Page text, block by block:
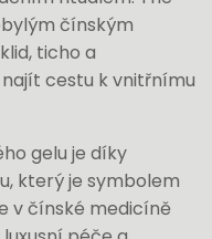
čínským
ticho a
cestu k vnitřnímu
gelu je díky
který je symbolem
v čínské medicíně